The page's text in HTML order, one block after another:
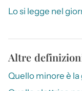
Lo si legge nel
Altre
Quello minore è la